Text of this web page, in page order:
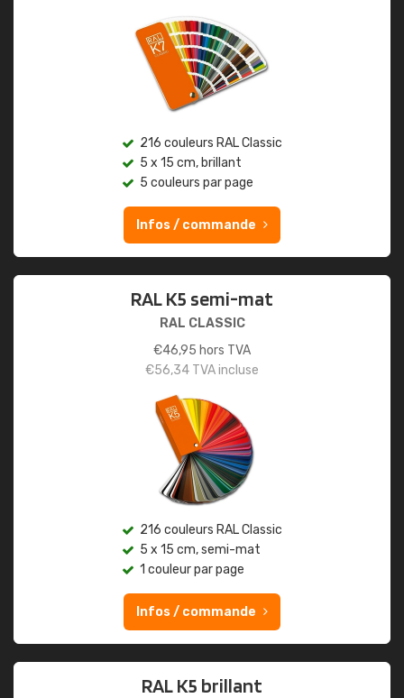
216 couleurs RAL Classic
5 x 15 cm, brillant
5 couleurs par page
Infos / commande
RAL K5 semi-mat
RAL CLASSIC
€46,95 hors TVA
€56,34 TVA incluse
216 couleurs RAL Classic
5 x 15 cm, semi-mat
1 couleur par page
Infos / commande
RAL K5 brillant